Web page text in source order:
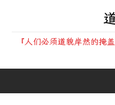
『人们必须道貌岸然的